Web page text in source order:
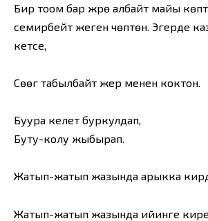
Бир тоом бар жүрө албайт майы
семирбейт жеген чөптөн. Эгерде
кетсе,
Сөөгү табылбайт жер менен коктон.
Буура келет буркулдап,
Буту-колу жыбырап.
Жатып-жатып жазында арыкка
Жатып-жатып жазында ийинге